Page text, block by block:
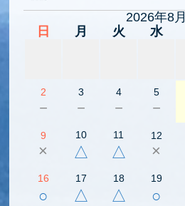
2026年8月
日
月 火 水
2
－
3
－
4
－
5
－
9
×
10
△
11
△
12
×
16
○
17
△
18
△
19
○